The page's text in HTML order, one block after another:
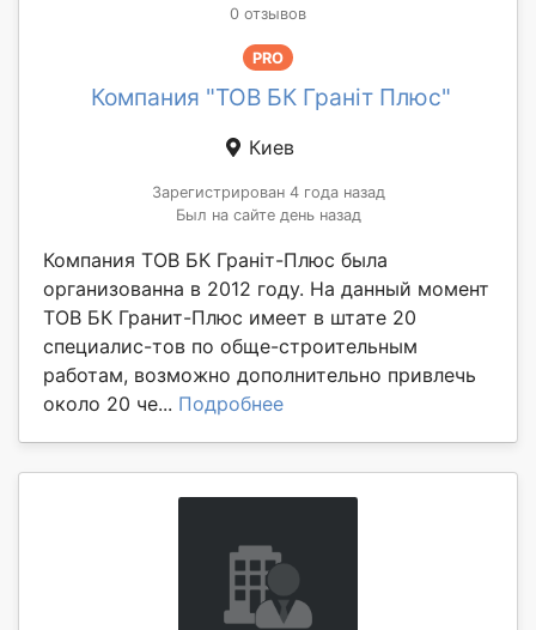
0 отзывов
PRO
Компания "ТОВ БК Граніт Плюс"
Киев
Зарегистрирован 4 года назад
Был на сайте день назад
Компания ТОВ БК Граніт-Плюс была
организованна в 2012 году. На данный момент
ТОВ БК Гранит-Плюс имеет в штате 20
специалис-тов по обще-строительным
работам, возможно дополнительно привлечь
около 20 че... Подробнее